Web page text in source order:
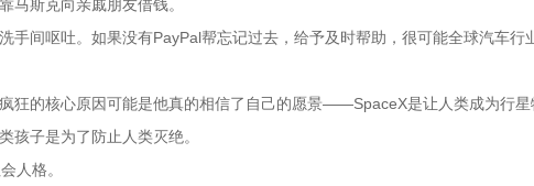
马斯克向亲戚朋友借钱。
手间呕吐。如果没有PayPal帮忘记过去，给予及时帮助，很可能全球汽车行
狂的核心原因可能是他真的相信了自己的愿景——SpaceX是让人类成为行星
孩子是为了防止人类灭绝。
人格。